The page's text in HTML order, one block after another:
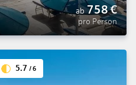
ab 758€
pro Person
5.7 /6